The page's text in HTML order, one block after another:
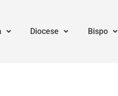
Diocese Bispo